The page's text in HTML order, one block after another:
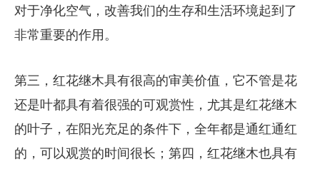
对于净化空气，改善我们的生存和生活环境起到了
非常重要的作用。
第三，红花继木具有很高的审美价值，它不管是花
还是叶都具有着很强的可观赏性，尤其是红花继木
的叶子，在阳光充足的条件下，全年都是通红通红
的，可以观赏的时间很长；第四，红花继木也具有